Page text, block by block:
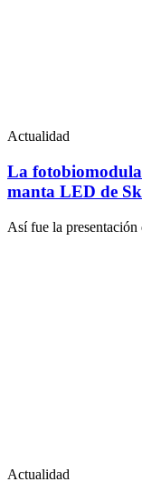
Actualidad
La
manta LED de
Así fue la
Actualidad